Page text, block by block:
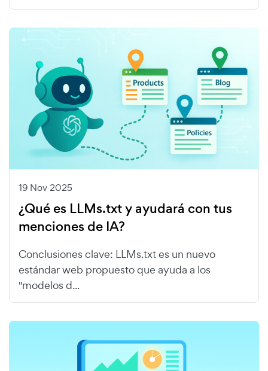
19 Nov 2025
¿Qué es LLMs.txt y ayudará con tus
menciones de IA?
Conclusiones clave: LLMs.txt es un nuevo
estándar web propuesto que ayuda a los
"modelos d...